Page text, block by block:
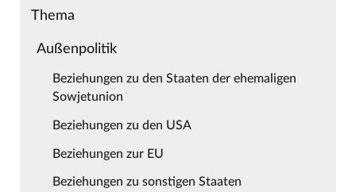
Thema
Außenpolitik
Beziehungen zu den Staaten der ehemaligen
Sowjetunion
Beziehungen zu den USA
Beziehungen zur EU
Beziehungen zu sonstigen Staaten